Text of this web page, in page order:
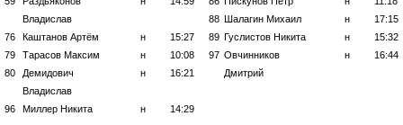
Владислав
76 Каштанов Артём н
15:27
79
Тарасов Максим н
10:08
80
Демидович
Владислав
н 16:21
96 Миллер Никита н 14:29
88 Шалагин Михаил н
17:15
89 Гуслистов Никита н
15:32
97 Овчинников
Дмитрий
н 16:44